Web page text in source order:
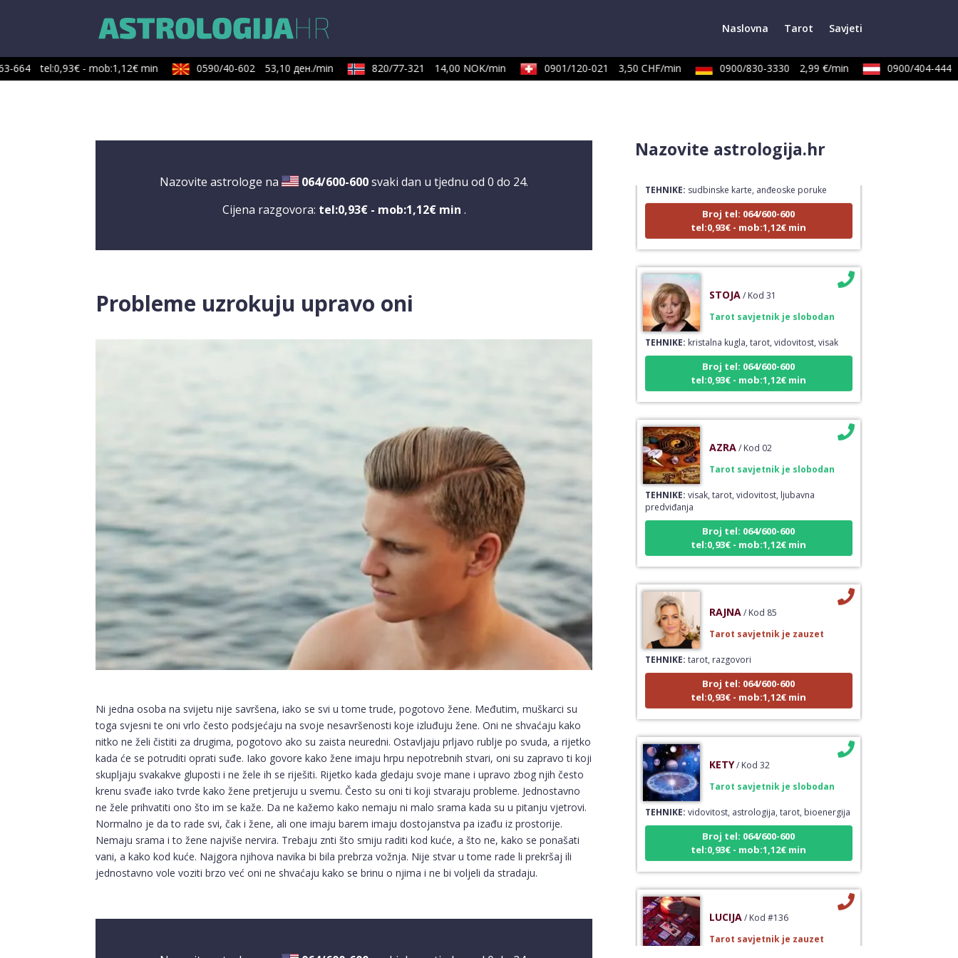
Naslovna Tarot Savjeti
664 tel:0,93€ - mob:1,12€ min 0590/40-602 53,10 ден./min 820/77-321 14,00 NOK/min 0901/120-021 3,50 CHF/min 0900/830-3330 2,99 €/min 0900/404-444
Nazovite astrologe na 064/600-600 svaki dan u tjednu od 0 do 24.
Cijena razgovora: tel:0,93€ - mob:1,12€ min .
Probleme uzrokuju upravo oni
Ni jedna osoba na svijetu nije savršena, iako se svi u tome trude, pogotovo žene. Međutim, muškarci su
toga svjesni te oni vrlo često podsjećaju na svoje nesavršenosti koje izluđuju žene. Oni ne shvaćaju kako
nitko ne želi čistiti za drugima, pogotovo ako su zaista neuredni. Ostavljaju prljavo rublje po svuda, a rijetko
kada će se potruditi oprati suđe. Iako govore kako žene imaju hrpu nepotrebnih stvari, oni su zapravo ti koji
skupljaju svakakve gluposti i ne žele ih se riješiti. Rijetko kada gledaju svoje mane i upravo zbog njih često
krenu svađe iako tvrde kako žene pretjeruju u svemu. Često su oni ti koji stvaraju probleme. Jednostavno
ne žele prihvatiti ono što im se kaže. Da ne kažemo kako nemaju ni malo srama kada su u pitanju vjetrovi.
Normalno je da to rade svi, čak i žene, ali one imaju barem imaju dostojanstva pa izađu iz prostorije.
Nemaju srama i to žene najviše nervira. Trebaju znti što smiju raditi kod kuće, a što ne, kako se ponašati
vani, a kako kod kuće. Najgora njihova navika bi bila prebrza vožnja. Nije stvar u tome rade li prekršaj ili
jednostavno vole voziti brzo već oni ne shvaćaju kako se brinu o njima i ne bi voljeli da stradaju.
Nazovite astrologija.hr
Tarot savjetnik je zauzet
Broj tel: 064/600-600
tel:0,93€ - mob:1,12€ min
TEHNIKE:kristalna kugla, tarot, vidovitost, visak
Broj tel: 064/600-600
tel:0,93€ - mob:1,12€ min
TEHNIKE:visak, tarot, vidovitost, ljubavna
predviđanja
Broj tel: 064/600-600
tel:0,93€ - mob:1,12€ min
TEHNIKE:tarot, razgovori
Broj tel: 064/600-600
tel:0,93€ - mob:1,12€ min
TEHNIKE:vidovitost, astrologija, tarot, bioenergija
Broj tel: 064/600-600
tel:0,93€ - mob:1,12€ min